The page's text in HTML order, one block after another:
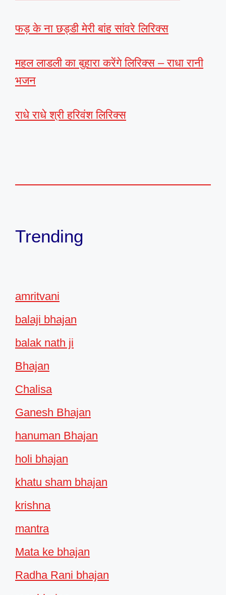
फड़ के ना छड्डी मेरी बांह सांवरे लिरिक्स
महल लाडली का बुहारा करेंगे लिरिक्स – राधा रानी
भजन
राधे राधे श्री हरिवंश लिरिक्स
Trending
amritvani
balaji bhajan
balak nath ji
Bhajan
Chalisa
Ganesh Bhajan
hanuman Bhajan
holi bhajan
khatu sham bhajan
krishna
mantra
Mata ke bhajan
Radha Rani bhajan